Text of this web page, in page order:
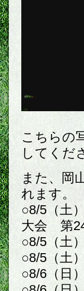
こちらの
してくだ
また、岡
れます。
○8/5（土
大会 第
○8/5（土
○8/5（土
○8/6（日